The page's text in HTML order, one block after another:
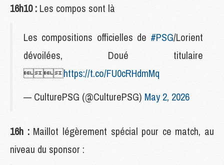
16h10 : Les compos sont là
Les compositions officielles de #PSG/Lorient
dévoilées, Doué titulaire
https://t.co/FU0cRHdmMq
— CulturePSG (@CulturePSG) May 2, 2026
16h : Maillot légèrement spécial pour ce match, au
niveau du sponsor :